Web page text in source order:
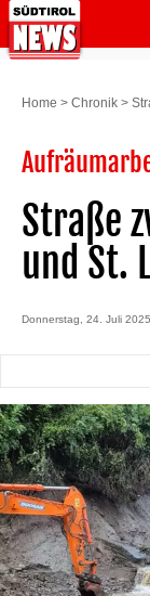
Home > Chronik >
Straße
und St.
Donnerstag, 24. Juli